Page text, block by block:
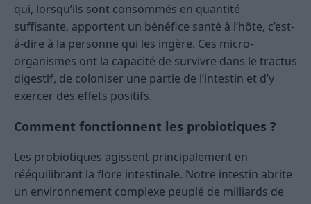
qui, lorsqu’ils sont consommés en quantité
suffisante, apportent un bénéfice santé à l’hôte, c’est-
à-dire à la personne qui les ingère. Ces micro-
organismes ont la capacité de survivre dans le tractus
digestif, de coloniser une partie de l’intestin et d’y
exercer des effets positifs.
Comment fonctionnent les probiotiques ?
Les probiotiques agissent principalement en
rééquilibrant la flore intestinale. Notre intestin abrite
un environnement complexe peuplé de milliards de